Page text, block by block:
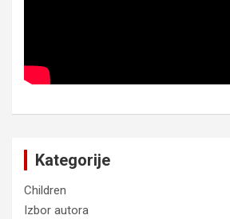
Kategorije
Children
Izbor autora